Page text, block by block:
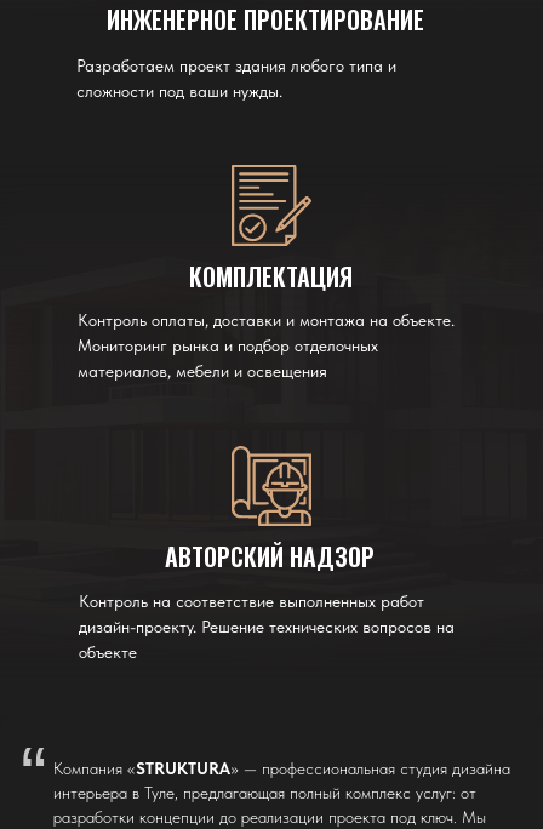
ИНЖЕНЕРНОЕ ПРОЕКТИРОВАНИЕ
Разработаем проект здания любого типа и
сложности под ваши нужды.
КОМПЛЕКТАЦИЯ
Контроль оплаты, доставки и монтажа на объекте.
Мониторинг рынка и подбор отделочных
материалов, мебели и освещения
АВТОРСКИЙ НАДЗОР
Контроль на соответствие выполненных работ
дизайн-проекту. Решение технических вопросов на
объекте
“ Компания «STRUKTURA» — профессиональная студия дизайна
интерьера в Туле, предлагающая полный комплекс услуг: от
разработки концепции до реализации проекта под ключ. Мы